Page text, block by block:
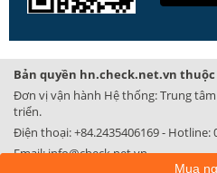
Bản quyền hn.check.net.vn thuộc
Đơn vị vận hành Hệ thống: Trung
triển.
Điện thoại:+84.2435406169- Hotline:
Email:info@check.net.vn